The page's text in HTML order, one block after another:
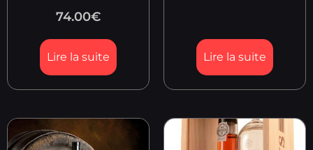
74.00€
Lire la suite Lire la suite